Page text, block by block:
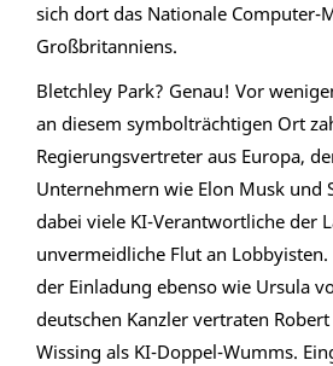
sich dort das Nationale Computer-
Großbritanniens.
Bletchley Park? Genau! Vor
an diesem symbolträchtigen Ort
Regierungsvertreter aus Europa,
Unternehmern wie Elon Musk und
dabei viele KI-Verantwortliche der
unvermeidliche Flut an
der Einladung ebenso wie Ursula
deutschen Kanzler vertraten
Wissing als KI-Doppel-Wumms.